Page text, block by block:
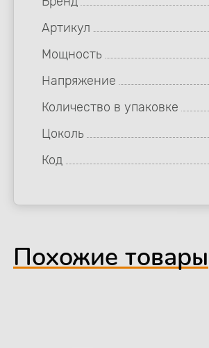
Артикул
Мощность
Напряжение
Количество в упаковке
Цоколь
Код
Похожие товары